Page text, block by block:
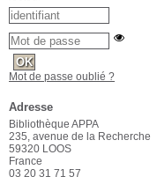
Mot de passe oublié ?
Adresse
Bibliothèque APPA
235, avenue de la Recherche
59320 LOOS
France
03 20 31 71 57